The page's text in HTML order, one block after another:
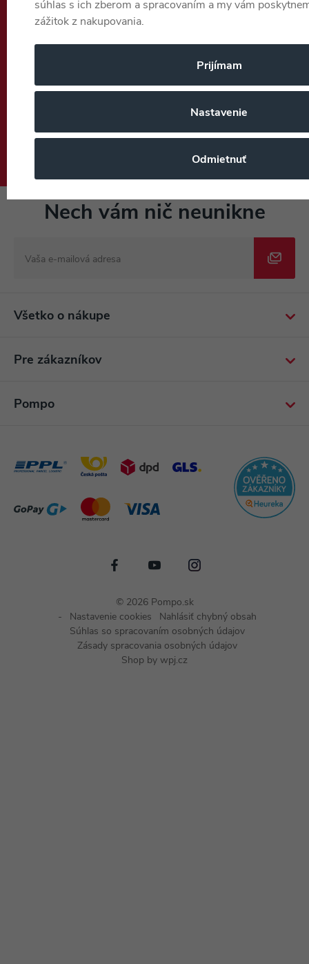
(Po–Pá 7:30–15:30)
info.eshop@pompo.sk
Nech vám nič neunikne
Všetko o nákupe
Pre zákazníkov
Pompo
© 2026 Pompo.sk
Nastavenie cookies
Nahlásiť chybný obsah
Súhlas so spracovaním osobných údajov
Zásady spracovania osobných údajov
Shop by wpj.cz
súhlas s ich zberom a spracovaním a my vám
zážitok z nakupovania.
Prijímam
Nastavenie
Odmietnuť